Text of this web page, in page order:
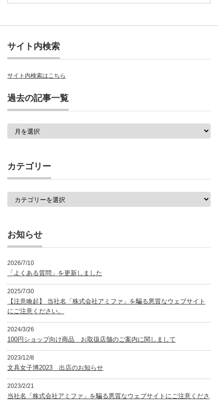
サイト内検索
サイト内検索はこちら
過去の記事一覧
過
一
覧
カテゴリー
カ
お知らせ
2026/7/10
「よくある質問」を更新しました
2025/7/30
【注意喚起】 当社名「株式会社アミファ」を騙る悪質なウェブサイト
にご注意ください。
2024/3/26
100円ショップ向け商品 お取扱店舗のご案内に関しまして
2023/12/8
文具女子博2023 出店のお知らせ
2023/2/21
当社名「株式会社アミファ」を騙る悪質なウェブサイトにご注意くださ